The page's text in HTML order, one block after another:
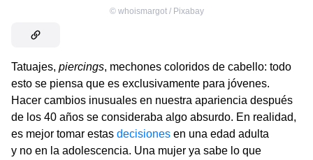
© whoismargot / Pixabay
Tatuajes, piercings, mechones coloridos de cabello: todo
esto se piensa que es exclusivamente para jóvenes.
Hacer cambios inusuales en nuestra apariencia después
de los 40 años se consideraba algo absurdo. En realidad,
es mejor tomar estas decisiones en una edad adulta
y no en la adolescencia. Una mujer ya sabe lo que